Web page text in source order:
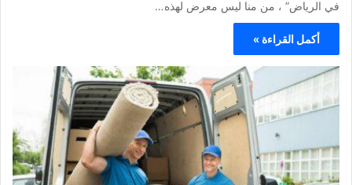
في الرياض” ، من منا ليس معرض لهذه…
أكمل القراءة »